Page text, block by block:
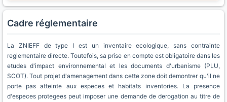
Cadre réglementaire
La ZNIEFF de type I est un inventaire ecologique, sans contrainte
reglementaire directe. Toutefois, sa prise en compte est obligatoire dans les
etudes d'impact environnemental et les documents d'urbanisme (PLU,
SCOT). Tout projet d'amenagement dans cette zone doit demontrer qu'il ne
porte pas atteinte aux especes et habitats inventories. La presence
d'especes protegees peut imposer une demande de derogation au titre de